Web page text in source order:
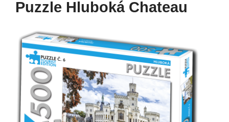
Puzzle Hluboká Chateau